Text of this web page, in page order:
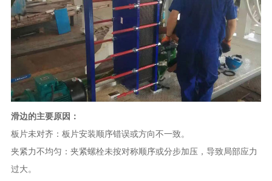
滑边的主要原因：
板片未对齐：板片安装顺序错误或方向不一致。
夹紧力不均匀：夹紧螺栓未按对称顺序或分步加压，导致局部应力
过大。